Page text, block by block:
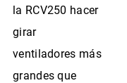
la RCV250 hacer
girar
ventiladores más
grandes que